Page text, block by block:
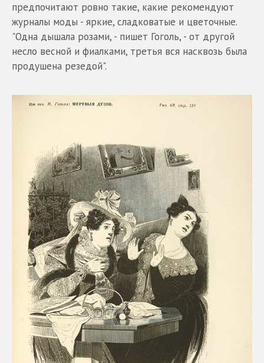
предпочитают ровно такие, какие рекомендуют
журналы моды - яркие, сладковатые и цветочные.
"Одна дышала розами, - пишет Гоголь, - от другой
несло весной и фиалками, третья вся насквозь была
продушена резедой".